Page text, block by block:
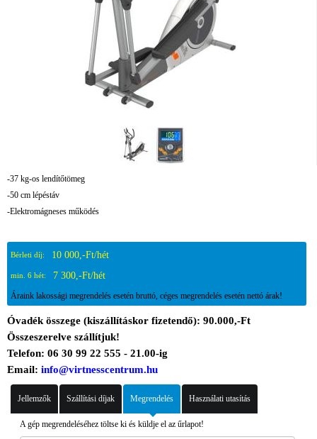
-37 kg-os lendítőtömeg
-50 cm lépéstáv
-Elektromágneses működés
Bérleti díj: 10 000,-Ft/hét
min. 6 hét: 7 300,-Ft/hét
Áraink lakossági megrendelés esetén bruttó, céges megrendelés esetén nettó árak!
Óvadék összege (kiszállításkor fizetendő): 90.000,-Ft
Összeszerelve szállítjuk!
Telefon: 06 30 99 22 555 - 21.00-ig
Email: info@virtnesscentrum.hu
Jellemzők Szállítási díjak Megrendelés Használati utasítás
A gép megrendeléséhez töltse ki és küldje el az űrlapot!